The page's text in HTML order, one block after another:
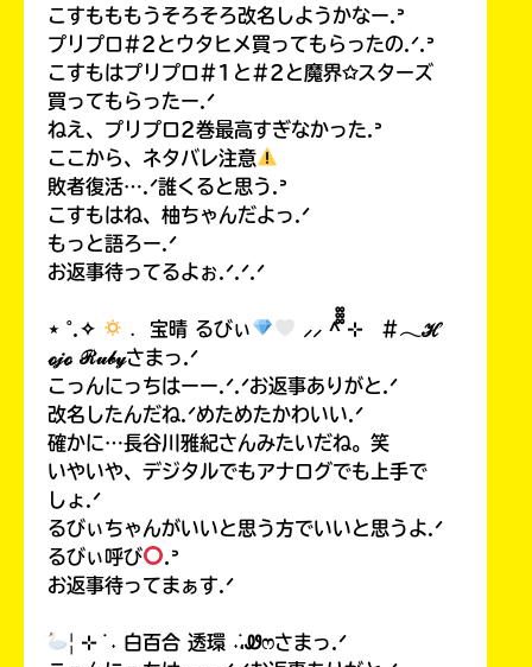
こすもももうそろそろ改名しようかなー.ᐣ
プリプロ#2とウタヒメ買ってもらったの.ᐟ.ᐣ
こすもはプリプロ#1と#2と魔界✩スターズ
買ってもらったー.ᐟ
ねえ、プリプロ2巻最高すぎなかった.ᐣ
ここから、ネタバレ注意
敗者復活….ᐟ誰くると思う.ᐣ
こすもはね、柚ちゃんだよっ.ᐟ
もっと語ろー.ᐟ
お返事待ってるよぉ.ᐟ.ᐟ.ᐟ
⋆ ˚.✧ ﹒ 宝晴 るびぃ
⸝⸝ ^᪲᪲᪲ ⊹ #𓂃ℋ
ℴ𝒿ℴ ℛ𝓊𝒷𝓎さまっ.ᐟ
こっんにっちはーー.ᐟ.ᐟお返事ありがと.ᐟ
改名したんだね.ᐟめためたかわいい.ᐟ
確かに…長谷川雅紀さんみたいだね。笑
いやいや、デジタルでもアナログでも上手で
しょ.ᐟ
るびぃちゃんがいいと思う方でいいと思うよ.ᐟ
るびぃ呼び
.ᐣ
お返事待ってまぁす.ᐟ
| ⊹ ࣪ ˖ 白百合 透環 ˖࣪،Ꮺෆさまっ.ᐟ